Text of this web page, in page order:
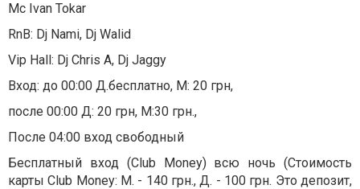
Mc Ivan Tokar
RnB: Dj Nami, Dj Walid
Vip Hall: Dj Chris A, Dj Jaggy
Вход: до 00:00 Д.бесплатно, М: 20 грн,
после 00:00 Д: 20 грн, М:30 грн.,
После 04:00 вход свободный
Бесплатный вход (Club Money) всю ночь (Стоимость
карты Club Money: М. - 140 грн., Д. - 100 грн. Это депозит,